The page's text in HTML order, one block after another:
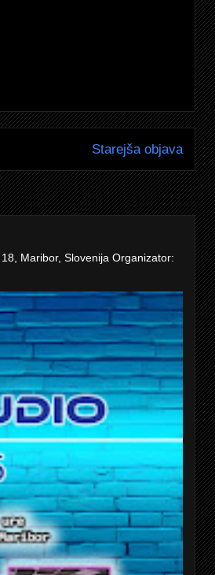
Starejša objava
Maribor, Slovenija Organizator: